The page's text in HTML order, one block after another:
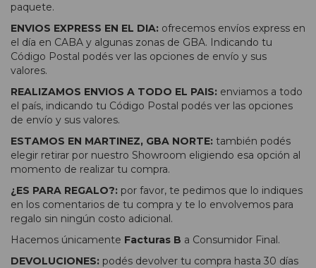
paquete.
ENVIOS EXPRESS EN EL DIA: ofrecemos envíos express en
el día en CABA y algunas zonas de GBA. Indicando tu
Código Postal podés ver las opciones de envío y sus
valores.
REALIZAMOS ENVIOS A TODO EL PAIS: enviamos a todo
el país, indicando tu Código Postal podés ver las opciones
de envío y sus valores.
ESTAMOS EN MARTINEZ, GBA NORTE: también podés
elegir retirar por nuestro Showroom eligiendo esa opción al
momento de realizar tu compra.
¿ES PARA REGALO?: por favor, te pedimos que lo indiques
en los comentarios de tu compra y te lo envolvemos para
regalo sin ningún costo adicional.
Hacemos únicamente Facturas B a Consumidor Final.
DEVOLUCIONES: podés devolver tu compra hasta 30 días